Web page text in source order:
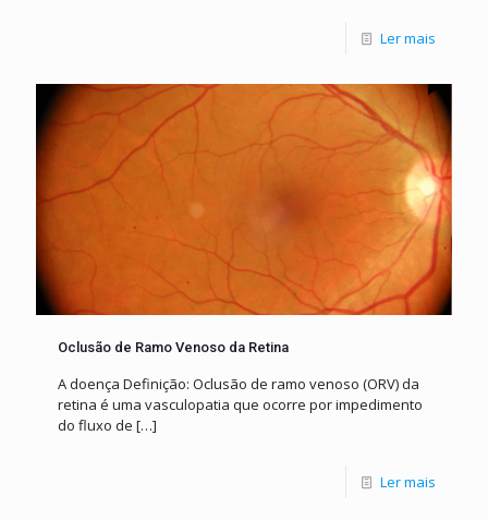
Ler mais
Oclusão de Ramo Venoso da Retina
A doença Definição: Oclusão de ramo venoso (ORV) da
retina é uma vasculopatia que ocorre por impedimento
do fluxo de […]
Ler mais